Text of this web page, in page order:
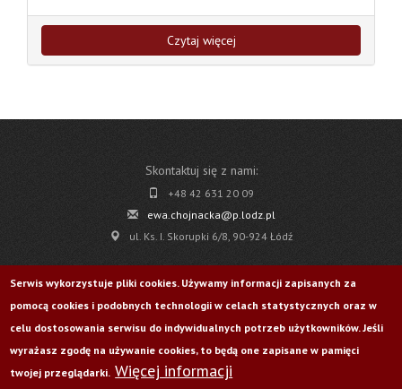
Czytaj więcej
Skontaktuj się z nami:
+48 42 631 20 09
ewa.chojnacka@p.lodz.pl
ul. Ks. I. Skorupki 6/8, 90-924 Łódź
Pobierz
Życie Uczelni nr 176
Odwiedź nas na:
Serwis wykorzystuje pliki cookies. Używamy informacji zapisanych za
pomocą cookies i podobnych technologii w celach statystycznych oraz w
celu dostosowania serwisu do indywidualnych potrzeb użytkowników. Jeśli
wyrażasz zgodę na używanie cookies, to będą one zapisane w pamięci
twojej przeglądarki. Więcej informacji